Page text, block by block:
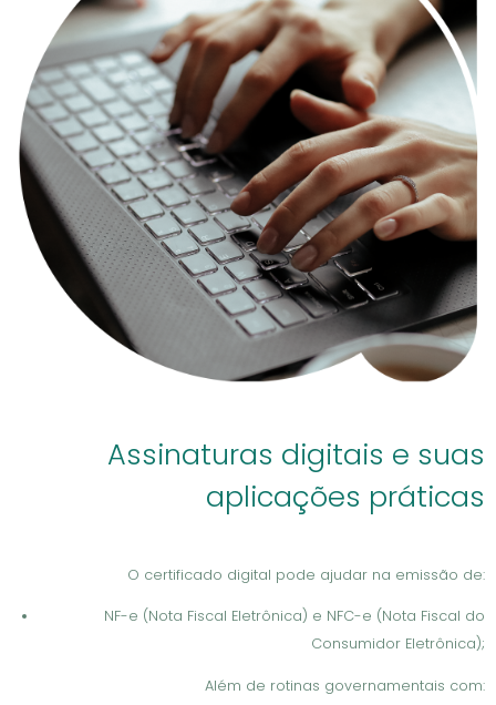
Assinaturas digitais e suas
aplicações práticas
O certificado digital pode ajudar na emissão de:
NF-e (Nota Fiscal Eletrônica) e NFC-e (Nota Fiscal do
Consumidor Eletrônica);
Além de rotinas governamentais com: